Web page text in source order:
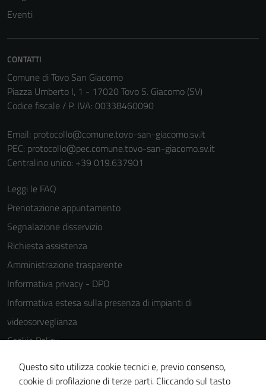
Eventi
CONTATTI
Comune di Tovo San Giacomo
Piazza Umberto I, 1 - 17020 Tovo S. Giacomo (SV)
Codice fiscale / P. IVA: 00338460090
Email: protocollo@comune.tovo-san-giacomo.sv.it
PEC: protocollo@pec.comune.tovo-san-giacomo.sv.it
Centralino unico: +39 019.637901
Leggi le FAQ
Prenotazione appuntamento
Segnalazione disservizio
Richiesta assistenza
Amministrazione trasparente
Informativa privacy - DPO
Informativa estesa sulla presenza di impianti di
videosorveglianza
Cookie Policy
Note legali
Dichiarazione di accessibilità
Questo sito utilizza cookie tecnici e, previo consenso,
cookie di profilazione di terze parti. Cliccando sul tasto
possono
non raccolgono
informazioni